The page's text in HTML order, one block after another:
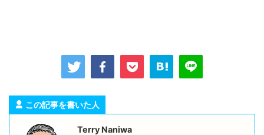
この記事を書いた人
Terry Naniwa